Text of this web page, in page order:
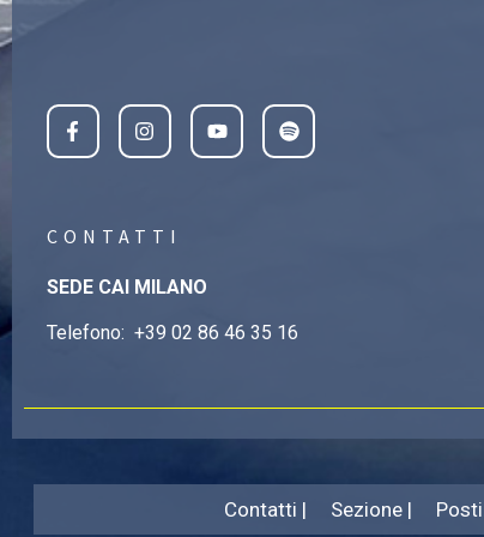
CONTATTI
SEDE CAI MILANO
Telefono: +39 02 86 46 35 16
Contatti | Sezione |